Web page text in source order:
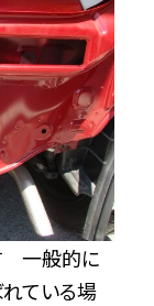
一般的に
ている場